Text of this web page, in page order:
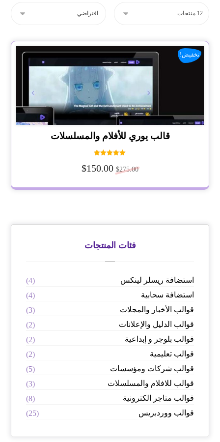
قالب يوري للأفلام والمسلسلات
5.00
من 5
$275.00
$150.00
تخفيض!
فئات المنتجات
استضافة ريسلر لينكس
(4)
استضافة سحابية
(4)
قوالب الأخبار والمجلات
(3)
قوالب الدليل والإعلانات
(2)
قوالب بلوجر و إبداعية
(2)
قوالب تعليمية
(2)
قوالب شركات ومؤسسات
(5)
قوالب للافلام والمسلسلات
(3)
قوالب متاجر الكترونية
(8)
قوالب ووردبريس
(25)